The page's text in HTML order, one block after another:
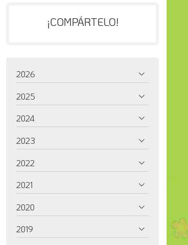
¡COMPÁRTELO!
2026
2025
2024
2023
2022
2021
2020
2019